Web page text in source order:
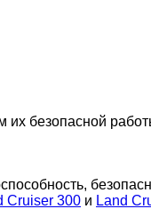
их безопасной
Cruiser 300 и Land